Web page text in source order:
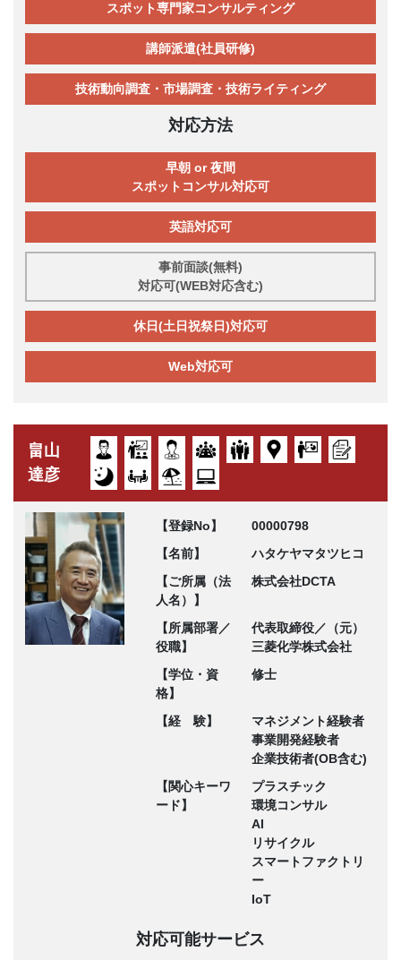
スポット専門家コンサルティング
講師派遣(社員研修)
技術動向調査・市場調査・技術ライティング
対応方法
早朝 or 夜間
スポットコンサル対応可
英語対応可
事前面談(無料)
対応可(WEB対応含む)
休日(土日祝祭日)対応可
Web対応可
畠山
達彦
【登録No】
00000798
【名前】
ハタケヤマタツヒコ
【ご所属（法
人名）】
株式会社DCTA
【所属部署／
役職】
代表取締役／（元）
三菱化学株式会社
【学位・資
格】
修士
【経 験】
マネジメント経験者
事業開発経験者
企業技術者(OB含む)
【関心キーワ
ード】
プラスチック
環境コンサル
AI
リサイクル
スマートファクトリ
ー
IoT
対応可能サービス